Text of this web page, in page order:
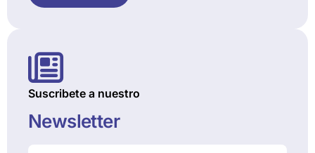
Suscribete a nuestro
Newsletter